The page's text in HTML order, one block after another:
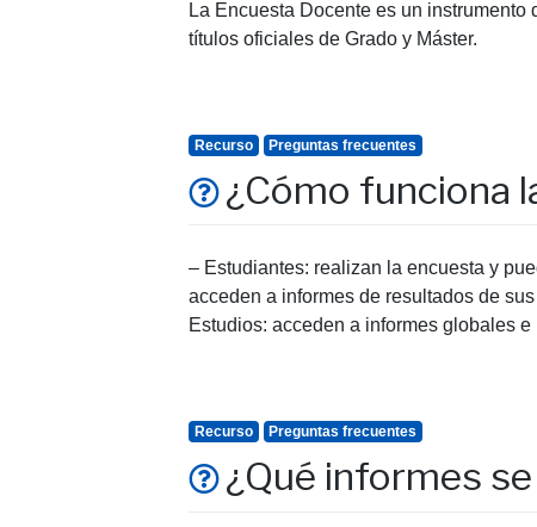
La Encuesta Docente es un
títulos oficiales de Grado y Máster.
Recurso Preguntas frecuentes
¿Cómo funciona
– Estudiantes: realizan la encuesta y
acceden a informes de resultados de
Estudios: acceden a informes globales e
Recurso Preguntas frecuentes
¿Qué informes